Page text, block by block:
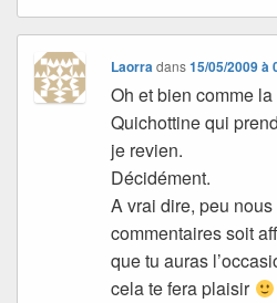
Laorradans15/05/2009 à
Oh et bien comme
Quichottine qui
je revien.
Décidément.
A vrai dire, peu
commentaires soit
que tu auras
cela te fera plaisir